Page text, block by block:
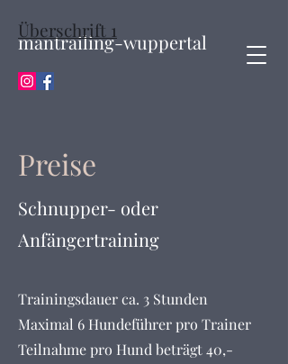
mantrailing-wuppertal
Überschrift 1
Preise
Schnupper- oder
Anfängertraining
Trainingsdauer ca. 3 Stunden
Maximal 6 Hundeführer pro Trainer
Teilnahme pro Hund beträgt 40,-